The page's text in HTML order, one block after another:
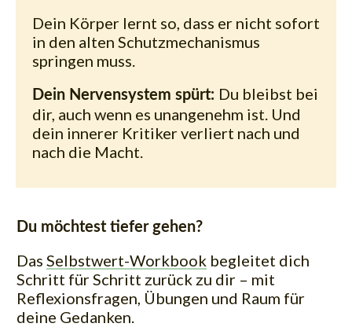
Dein Körper lernt so, dass er nicht sofort
in den alten Schutzmechanismus
springen muss.
Dein Nervensystem spürt: Du bleibst bei
dir, auch wenn es unangenehm ist. Und
dein innerer Kritiker verliert nach und
nach die Macht.
Du möchtest tiefer gehen?
Das Selbstwert-Workbook begleitet dich
Schritt für Schritt zurück zu dir – mit
Reflexionsfragen, Übungen und Raum für
deine Gedanken.